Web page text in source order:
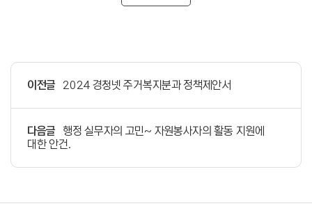
이전글 2024 경청넷 주거복지분과 정책제안서
다음글
행정 실무자의 고민~ 자원봉사자의 활동 지원에
대한 안건.